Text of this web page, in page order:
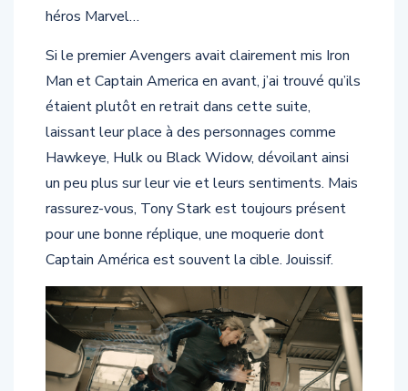
Man et Captain America en avant, j’ai trouvé qu’ils
étaient plutôt en retrait dans cette suite,
laissant leur place à des personnages comme
Hawkeye, Hulk ou Black Widow, dévoilant ainsi
un peu plus sur leur vie et leurs sentiments. Mais
rassurez-vous, Tony Stark est toujours présent
pour une bonne réplique, une moquerie dont
Captain América est souvent la cible. Jouissif.